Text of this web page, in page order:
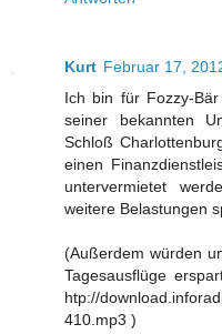
Kurt Februar 17,
Ich bin für Fozzy-
seiner bekannten
Schloß
einen
untervermietet
weitere Belastungen
(Außerdem würden
Tagesausflüge
htp://
410.mp3 )